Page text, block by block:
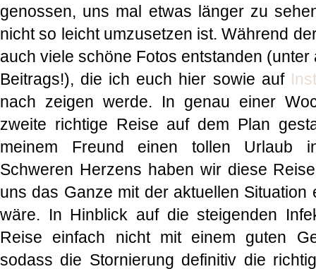
genossen, uns mal etwas länger zu
nicht so leicht umzusetzen ist. Während
auch viele schöne Fotos entstanden
Beitrags!), die ich euch hier sowie auf
nach zeigen werde. In genau einer
zweite richtige Reise auf dem Plan
meinem Freund einen tollen Urlaub
Schweren Herzens haben wir diese
uns das Ganze mit der aktuellen
wäre. In Hinblick auf die steigenden
Reise einfach nicht mit einem guten
sodass die Stornierung definitiv die